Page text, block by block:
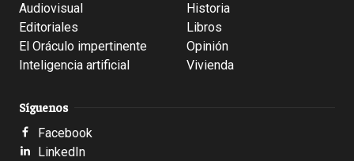
Audiovisual
Editoriales
El Oráculo impertinente
Inteligencia artificial
Historia
Libros
Opinión
Vivienda
Síguenos
Facebook
LinkedIn